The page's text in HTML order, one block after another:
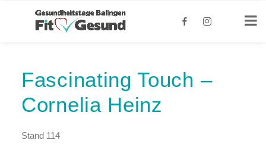
Fascinating Touch –
Cornelia Heinz
Stand 114